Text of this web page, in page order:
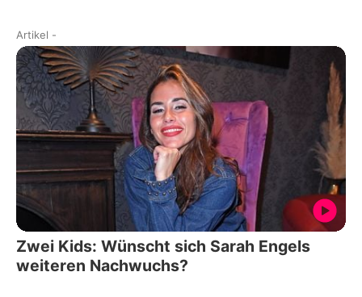
Artikel -
Zwei Kids: Wünscht sich Sarah Engels
weiteren Nachwuchs?